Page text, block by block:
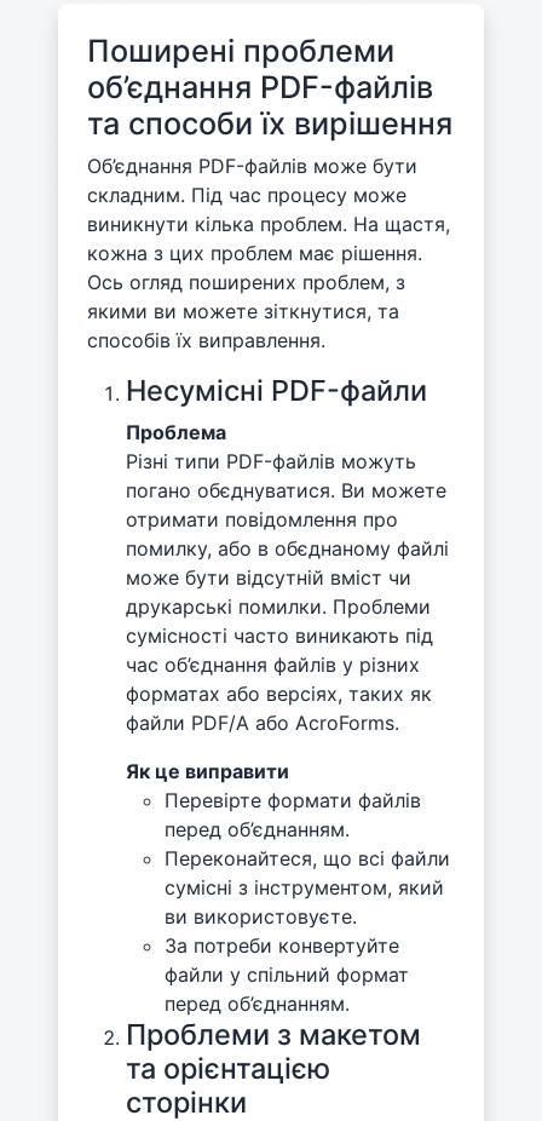
Поширені проблеми
об’єднання PDF-файлів
та способи їх вирішення
Об’єднання PDF-файлів може бути
складним. Під час процесу може
виникнути кілька проблем. На щастя,
кожна з цих проблем має рішення.
Ось огляд поширених проблем, з
якими ви можете зіткнутися, та
способів їх виправлення.
Несумісні PDF-файли
Проблема
Різні типи PDF-файлів можуть
погано обєднуватися. Ви можете
отримати повідомлення про
помилку, або в обєднаному файлі
може бути відсутній вміст чи
друкарські помилки. Проблеми
сумісності часто виникають під
час об’єднання файлів у різних
форматах або версіях, таких як
файли PDF/A або AcroForms.
Як це виправити
Перевірте формати файлів
перед об’єднанням.
Переконайтеся, що всі файли
сумісні з інструментом, який
ви використовуєте.
За потреби конвертуйте
файли у спільний формат
перед об’єднанням.
Проблеми з макетом
та орієнтацією
сторінки